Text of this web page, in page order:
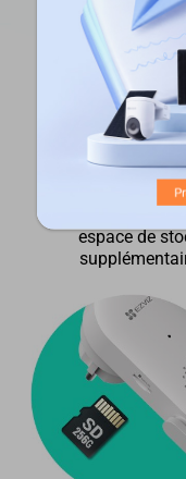
Options
Vous pouvez
carillon
d’une
sonnette est
pouvez
espace de